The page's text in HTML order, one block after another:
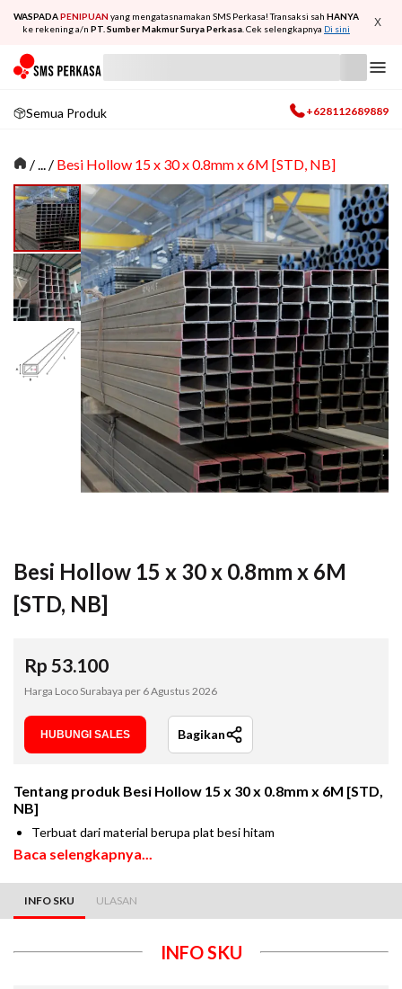
WASPADAPENIPUAN yang mengatasnamakan SMS Perkasa! Transaksi sah HANYA
ke rekening a/n PT. Sumber Makmur Surya Perkasa . Cek selengkapnya Di sini X
Semua Produk +628112689889
/... / Besi Hollow 15 x 30 x 0.8mm x 6M [STD, NB]
Besi Hollow 15 x 30 x 0.8mm x 6M
[STD, NB]
Rp 53.100
Harga Loco Surabaya per 6 Agustus 2026
HUBUNGI SALES Bagikan
Tentang produk Besi Hollow 15 x 30 x 0.8mm x 6M [STD,
NB]
Terbuat dari material berupa plat besi hitam
Baca selengkapnya...
INFO SKU ULASAN
INFO SKU